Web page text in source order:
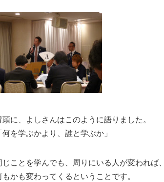
頭に、よしさんはこのように語りました。
何を学ぶかより、誰と学ぶか」
じことを学んでも、周りにいる人が変われば、
もかも変わってくるということです。